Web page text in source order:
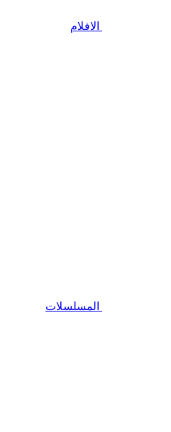
الافلام
المسلسلات